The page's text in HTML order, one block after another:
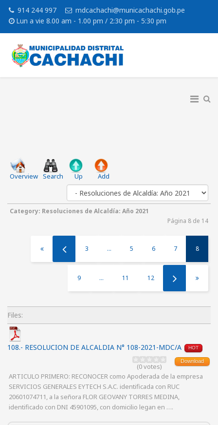
914 244 997
mdcachachi@municachachi.gob.pe
Lun a vie 8.00 am - 1.00 pm / 2:30 pm - 5:30 pm
Overview Search Up Add
Category: Resoluciones de Alcaldía: Año 2021
Página 8 de 14
3 ... 5 6 7 8
9 ... 11 12
Files:
108.- RESOLUCION DE ALCALDIA N° 108-2021-MDC/A HOT
Download
(0 votes)
ARTICULO PRIMERO: RECONOCER como Apoderada de la empresa
SERVICIOS GENERALES EYTECH S.A.C. identificada con RUC
20601074711, a la señora FLOR GEOVANY TORRES MEDINA,
identificado con DNI 45901095, con domicilio legan en ….